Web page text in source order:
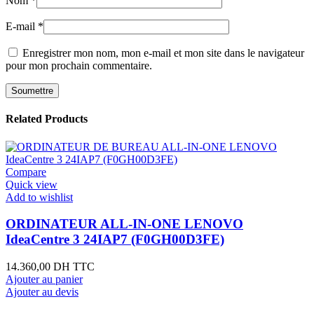
E-mail *
Enregistrer mon nom, mon e-mail et mon site dans le navigateur
pour mon prochain commentaire.
Related Products
Compare
Quick view
Add to wishlist
ORDINATEUR ALL-IN-ONE LENOVO
IdeaCentre 3 24IAP7 (F0GH00D3FE)
14.360,00 DH TTC
Ajouter au panier
Ajouter au devis